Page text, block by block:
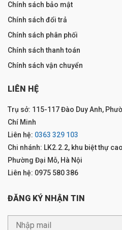
Chính sách bảo mật
Chính sách đổi trả
Chính sách phân phối
Chính sách thanh toán
Chính sách vận chuyển
LIÊN HỆ
Trụ sở: 115-117 Đào Duy Anh,
Chí Minh
Liên hệ: 0363 329 103
Chi nhánh: LK2.2.2, khu biệt thự
Phường Đại Mỗ, Hà Nội
Liên hệ: 0975 580 386
ĐĂNG KÝ NHẬN TIN